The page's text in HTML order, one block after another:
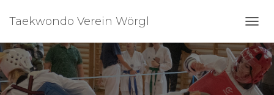
Taekwondo Verein Wörgl
A
V
I
G
A